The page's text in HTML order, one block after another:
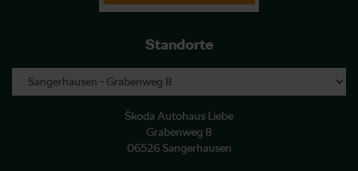
Standorte
Škoda Autohaus Liebe
Grabenweg 8
06526 Sangerhausen